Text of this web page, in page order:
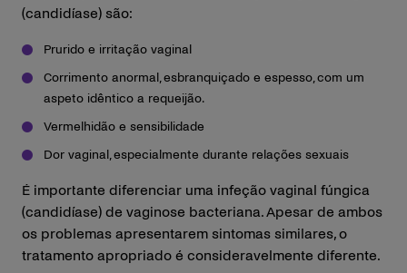
(candidíase) são:
Prurido e irritação vaginal
Corrimento anormal, esbranquiçado e espesso, com um
aspeto idêntico a requeijão.
Vermelhidão e sensibilidade
Dor vaginal, especialmente durante relações sexuais
É importante diferenciar uma infeção vaginal fúngica
(candidíase) de vaginose bacteriana. Apesar de ambos
os problemas apresentarem sintomas similares, o
tratamento apropriado é consideravelmente diferente.